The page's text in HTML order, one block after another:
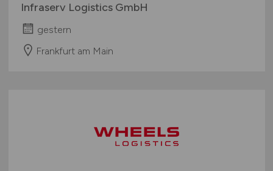
Infraserv Logistics GmbH
gestern
Frankfurt am Main